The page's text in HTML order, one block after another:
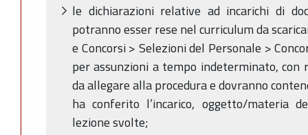
le dichiarazioni relative ad incarichi di
potranno esser rese nel curriculum da
e Concorsi > Selezioni del Personale >
per assunzioni a tempo indeterminato,
da allegare alla procedura e dovranno
ha conferito l’incarico, oggetto/materia
lezione svolte;